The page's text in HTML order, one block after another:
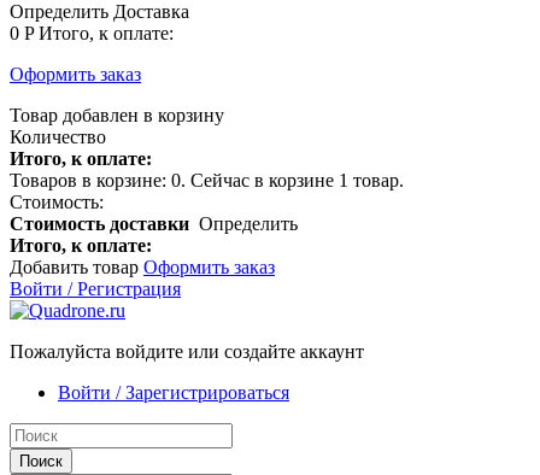
Определить Доставка
0 P Итого, к оплате:
Оформить заказ
Товар добавлен в корзину
Количество
Итого, к оплате:
Товаров в корзине: 0. Сейчас в корзине 1 товар.
Стоимость:
Стоимость доставки Определить
Итого, к оплате:
Добавить товар Оформить заказ
Войти / Регистрация
Пожалуйста войдите или создайте аккаунт
Войти / Зарегистрироваться
Поиск